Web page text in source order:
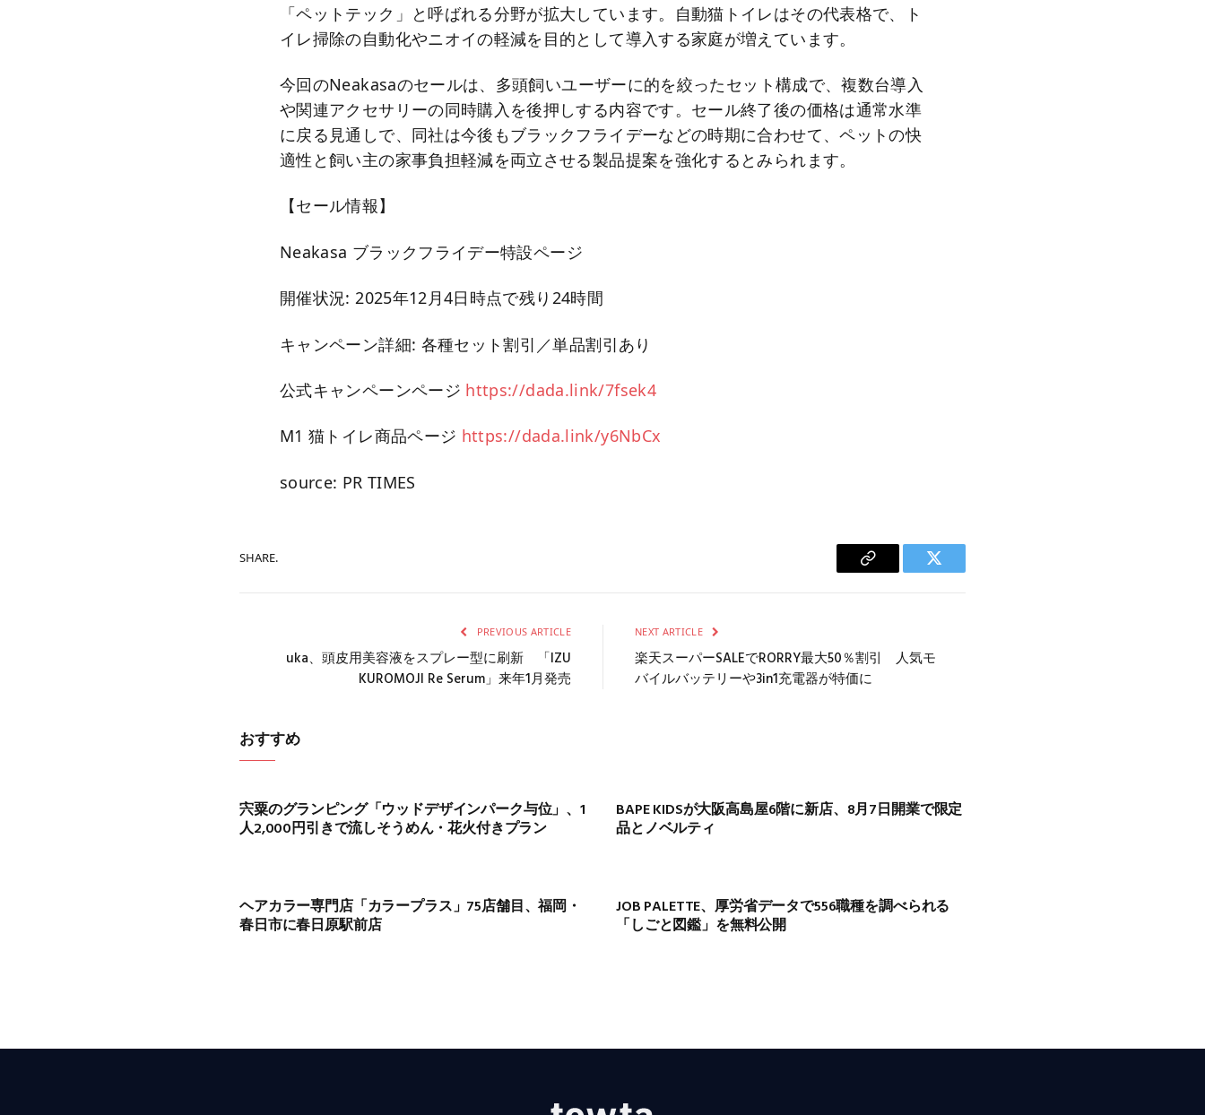
「ペットテック」と呼ばれる分野が拡大しています。自動猫トイレはその代表格で、ト
イレ掃除の自動化やニオイの軽減を目的として導入する家庭が増えています。
今回のNeakasaのセールは、多頭飼いユーザーに的を絞ったセット構成で、複数台導入
や関連アクセサリーの同時購入を後押しする内容です。セール終了後の価格は通常水準
に戻る見通しで、同社は今後もブラックフライデーなどの時期に合わせて、ペットの快
適性と飼い主の家事負担軽減を両立させる製品提案を強化するとみられます。
【セール情報】
Neakasa ブラックフライデー特設ページ
開催状況: 2025年12月4日時点で残り24時間
キャンペーン詳細: 各種セット割引／単品割引あり
公式キャンペーンページ https://dada.link/7fsek4
M1 猫トイレ商品ページ https://dada.link/y6NbCx
source: PR TIMES
SHARE.
Copy
Twitter
PREVIOUS ARTICLE
uka、頭皮用美容液をスプレー型に刷新 「IZU
KUROMOJI Re Serum」来年1月発売
NEXT ARTICLE
楽天スーパーSALEでRORRY最大50％割引 人気モ
バイルバッテリーや3in1充電器が特価に
おすすめ
宍粟のグランピング「ウッドデザインパーク与位」、1
人2,000円引きで流しそうめん・花火付きプラン
BAPE KIDSが大阪高島屋6階に新店、8月7日開業で限定
品とノベルティ
ヘアカラー専門店「カラープラス」75店舗目、福岡・
春日市に春日原駅前店
JOB PALETTE、厚労省データで556職種を調べられる
「しごと図鑑」を無料公開